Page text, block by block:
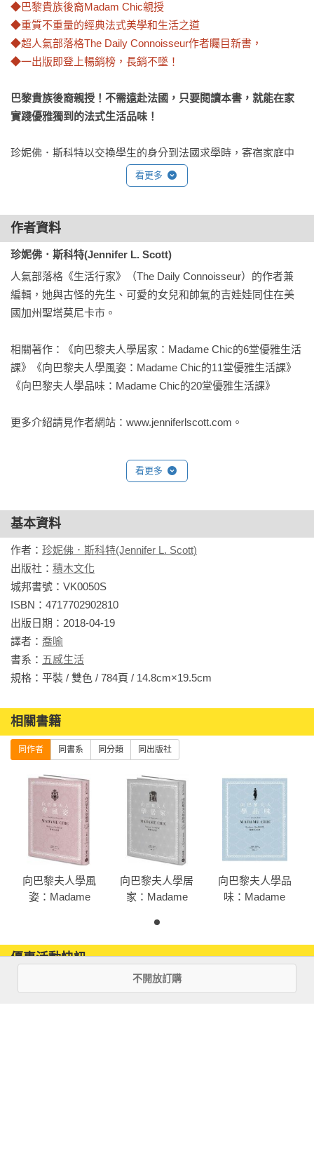
◆巴黎貴族後裔Madam Chic親授
◆重質不重量的經典法式美學和生活之道
◆超人氣部落格The Daily Connoisseur作者矚目新書，
◆一出版即登上暢銷榜，長銷不墜！
巴黎貴族後裔親授！不需遠赴法國，只要閱讀本書，就能在家
實踐優雅獨到的法式生活品味！
珍妮佛．斯科特以交換學生的身分到法國求學時，寄宿家庭中
被暱稱為「Madame Chic」（時尚夫人）的女主人，日後成了
時尚夫人將這位粗枝大葉的加州少女當作家人般照顧，毫不藏
私地傳授法國女人將生活瑣事化腐朽為神奇的藝術，啟發了珍
妮佛的生活品味，直到離開法國多年後，仍深受影響。
這本書處處都是作者旅居巴黎期間，從時尚夫人身上學到的珍
貴秘訣；跟隨時尚夫人的腳步，接受重質不重量的經典法式美
穿著（經得起考驗的10件精品衣櫥）、打扮（似有若無的裸妝
最美麗）和生活之道。
輕鬆自如地籌辦社交聚會，一方面培養個人魅力，另一方面積
——前所未見的故事與內容，充滿提升個人生活的絕佳提
案……
——所有想要過得更好的女性都應該讀的書！
——讀了它，你也可以成為奧黛莉．朵杜（Audrey Tautou）！
《向巴黎夫人學居家：Madame Chic的6堂優雅生活課》
時尚是一種感覺、心態，更是一種生活之道。
向巴黎時尚夫人借鏡，讓日常生活從容優雅。從改善居家生活
開始，進而提昇外在氣質。
本書的目的，就是教大家如何將不可能化為可能。不需花大錢
也不必花太多時間，就能享受充實有趣又有品味的生活。珍妮
佛將自己從巴黎生活和時尚夫人身上學到的經驗，整理成簡單
的秘訣、食譜和行程規畫，只要照著做，人人都能成為優雅生
活的大師！
本書分成「家事」和「日常行程」兩大部分。
「家事」部分的重點在於整理居家環境，讓你重新愛上你的
家。作者介紹一種與眾不同的清潔整理方法，過程愉快又和
平。就連房子為什麼會髒亂當中牽涉到的心理障礙、心態和潛
「日常行程」部分可分為三章，分別是早晨之樂、午後之樂和
傍晚之樂。這些時刻組成了我們的日常生活，當中的細節卻鮮
少有人討論，但其重要性和意義絕對不容忽視。從早上如何起
看更多
作者資料
珍妮佛．斯科特(Jennifer L. Scott)
人氣部落格《生活行家》（The Daily Connoisseur）的作者兼
編輯，她與古怪的先生、可愛的女兒和帥氣的吉娃娃同住在美
國加州聖塔莫尼卡市。
相關著作：《向巴黎夫人學居家：Madame Chic的6堂優雅生活
課》《向巴黎夫人學風姿：Madame Chic的11堂優雅生活課》
《向巴黎夫人學品味：Madame Chic的20堂優雅生活課》
更多介紹請見作者網站：www.jenniferlscott.com。
看更多
基本資料
作者： 珍妮佛．斯科特(Jennifer L. Scott)
出版社： 積木文化
城邦書號：VK0050S
ISBN：4717702902810
出版日期：2018-04-19
譯者： 喬喻
書系： 五感生活
規格：平裝 / 雙色 / 784頁 / 14.8cm×19.5cm
相關書籍
同作者 同書系 同分類 同出版社
向巴黎夫人學風
姿：Madame
向巴黎夫人學居
家：Madame
活課
向巴黎夫人學品
味：Madame
優惠活動快訊
不開放訂購